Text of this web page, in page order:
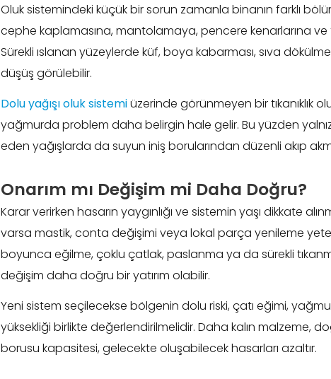
Oluk sistemindeki küçük bir sorun zamanla binanın farklı
cephe kaplamasına, mantolamaya, pencere kenarlarına
Sürekli ıslanan yüzeylerde küf, boya kabarması, sıva
düşüş görülebilir.
Dolu yağışı oluk sistemiüzerinde görünmeyen bir tıkanıklık
yağmurda problem daha belirgin hale gelir. Bu yüzden
eden yağışlarda da suyun iniş borularından düzenli akıp
Onarım mı Değişim mi Daha Doğru?
Karar verirken hasarın yaygınlığı ve sistemin yaşı dikkate
varsa mastik, conta değişimi veya lokal parça yenileme
boyunca eğilme, çoklu çatlak, paslanma ya da sürekli
değişim daha doğru bir yatırım olabilir.
Yeni sistem seçilecekse bölgenin dolu riski, çatı eğimi,
yüksekliği birlikte değerlendirilmelidir. Daha kalın malzeme,
borusu kapasitesi, gelecekte oluşabilecek hasarları azaltır.